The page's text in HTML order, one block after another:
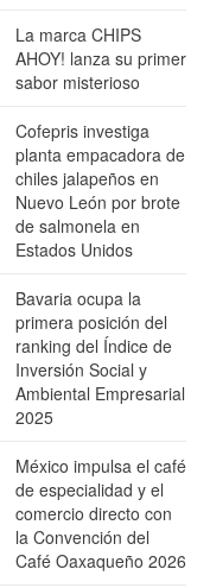
La marca CHIPS
AHOY! lanza su primer
sabor misterioso
Cofepris investiga
planta empacadora de
chiles jalapeños en
Nuevo León por brote
de salmonela en
Estados Unidos
Bavaria ocupa la
primera posición del
ranking del Índice de
Inversión Social y
Ambiental Empresarial
2025
México impulsa el café
de especialidad y el
comercio directo con
la Convención del
Café Oaxaqueño 2026